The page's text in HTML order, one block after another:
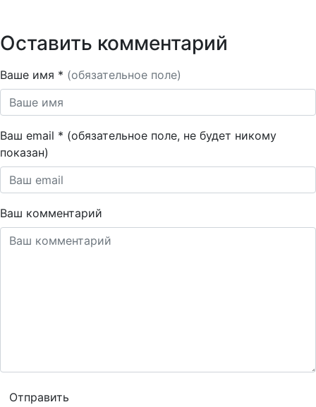
Оставить комментарий
Ваше имя * (обязательное поле)
Ваш email * (обязательное поле, не будет никому
показан)
Ваш комментарий